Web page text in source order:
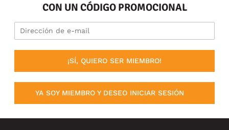
CON UN CÓDIGO PROMOCIONAL
¡SÍ, QUIERO SER MIEMBRO!
YA SOY MIEMBRO Y DESEO INICIAR SESIÓN